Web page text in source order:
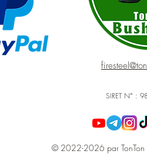
SIRET N° :
© 2022-2026 par TonTon